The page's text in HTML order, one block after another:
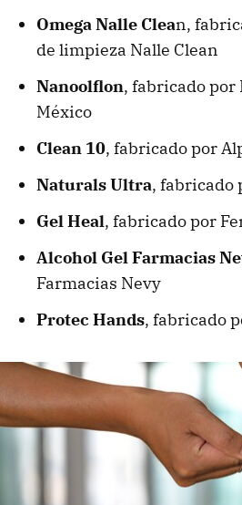
Omega Nalle Clean,
de limpieza Nalle Clean
Nanoolflon, fabricado
México
Clean 10, fabricado por
Naturals Ultra, fabricado
Gel Heal, fabricado por
Alcohol Gel Farmacias
Farmacias Nevy
Protec Hands, fabricado